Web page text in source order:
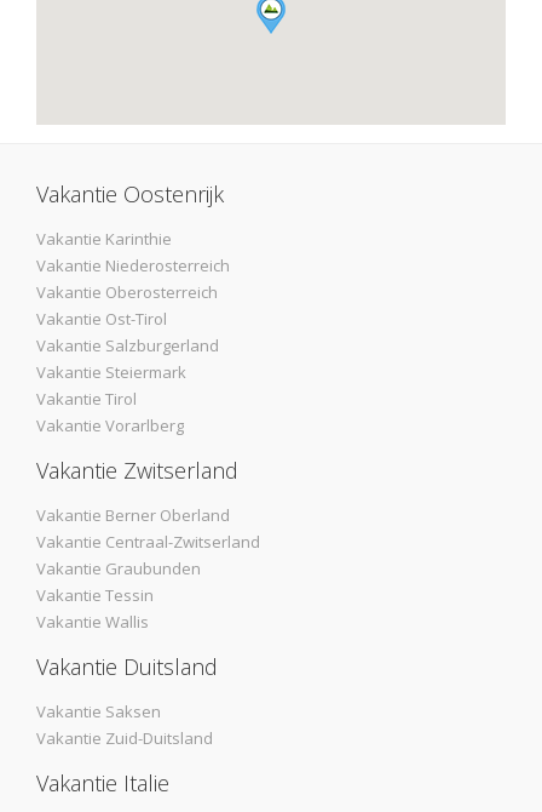
Vakantie Oostenrijk
Vakantie Karinthie
Vakantie Niederosterreich
Vakantie Oberosterreich
Vakantie Ost-Tirol
Vakantie Salzburgerland
Vakantie Steiermark
Vakantie Tirol
Vakantie Vorarlberg
Vakantie Zwitserland
Vakantie Berner Oberland
Vakantie Centraal-Zwitserland
Vakantie Graubunden
Vakantie Tessin
Vakantie Wallis
Vakantie Duitsland
Vakantie Saksen
Vakantie Zuid-Duitsland
Vakantie Italie